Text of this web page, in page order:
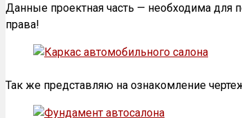
Данные проектная часть — необходима для
права!
Так же представляю на ознакомление